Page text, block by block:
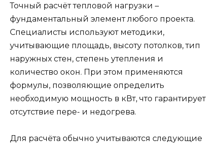
Точный расчёт тепловой нагрузки –
фундаментальный элемент любого проекта.
Специалисты используют методики,
учитывающие площадь, высоту потолков, тип
наружных стен, степень утепления и
количество окон. При этом применяются
формулы, позволяющие определить
необходимую мощность в кВт, что гарантирует
отсутствие пере- и недогрева.
Для расчёта обычно учитываются следующие